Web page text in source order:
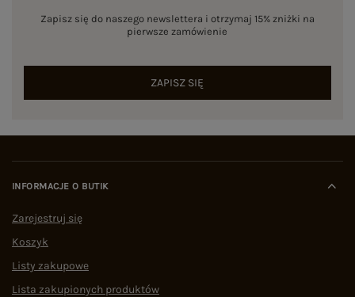
Zapisz się do naszego newslettera i otrzymaj 15% zniżki na
pierwsze zamówienie
ZAPISZ SIĘ
INFORMACJE O BUTIK
Zarejestruj się
Koszyk
Listy zakupowe
Lista zakupionych produktów